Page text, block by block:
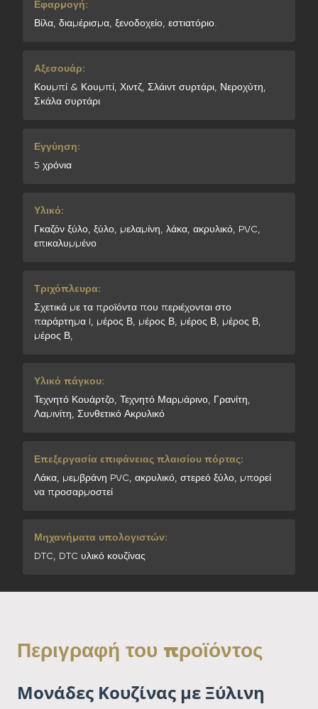
Εφαρμογή:
Βίλα, διαμέρισμα, ξενοδοχείο, εστιατόριο.
Αξεσουάρ:
Κουμπί & Κουμπί, Χιντζ, Σλάιντ συρτάρι, Νεροχύτη,
Σκάλα συρτάρι
Εγγύηση:
5 χρόνια
Υλικό:
Γκαζόν ξύλο, ξύλο, μελαμίνη, λάκα, ακρυλικό, PVC,
επικαλυμμένο
Τριχόπλευρα:
Σχετικά με τα προϊόντα που περιέχονται στο
παράρτημα I, μέρος Β, μέρος Β, μέρος Β, μέρος Β,
μέρος Β,
Υλικό πάγκου:
Τεχνητό Κουάρτζο, Τεχνητό Μαρμάρινο, Γρανίτη,
Λαμινίτη, Συνθετικό Ακρυλικό
Επεξεργασία επιφάνειας πλαισίου πόρτας:
Λάκα, μεμβράνη PVC, ακρυλικό, στερεό ξύλο, μπορεί
να προσαρμοστεί
Μηχανήματα υπολογιστών:
DTC, DTC υλικό κουζίνας
Περιγραφή του προϊόντος
Μονάδες Κουζίνας με Ξύλινη